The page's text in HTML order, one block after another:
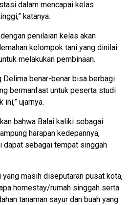
dalam mencapai kelas
katanya.
penilaian kelas akan
kelompok tani yang dinilai
melakukan pembinaan.
Delima benar-benar bisa berbagi
bermanfaat untuk peserta studi
ujarnya.
bahwa Balai kaliki sebagai
harapan kedepannya,
dapat sebagai tempat singgah
yang masih diseputaran pusat kota,
homestay/rumah singgah serta
tanaman sayur dan buah yang